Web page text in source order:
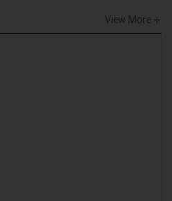
View More